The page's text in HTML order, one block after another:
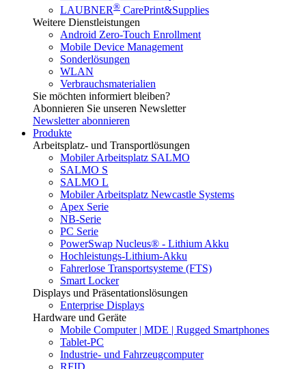
LAUBNER® CarePrint&Supplies
Weitere Dienstleistungen
Android Zero-Touch Enrollment
Mobile Device Management
Sonderlösungen
WLAN
Verbrauchsmaterialien
Sie möchten informiert bleiben?
Abonnieren Sie unseren Newsletter
Newsletter abonnieren
Produkte
Arbeitsplatz- und Transportlösungen
Mobiler Arbeitsplatz SALMO
SALMO S
SALMO L
Mobiler Arbeitsplatz Newcastle Systems
Apex Serie
NB-Serie
PC Serie
PowerSwap Nucleus® - Lithium Akku
Hochleistungs-Lithium-Akku
Fahrerlose Transportsysteme (FTS)
Smart Locker
Displays und Präsentationslösungen
Enterprise Displays
Hardware und Geräte
Mobile Computer | MDE | Rugged Smartphones
Tablet-PC
Industrie- und Fahrzeugcomputer